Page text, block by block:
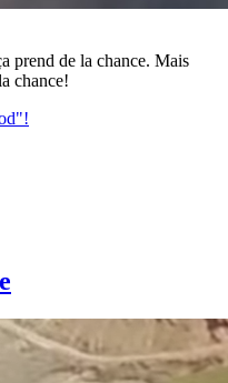
prend de la chance. Mais
chance!